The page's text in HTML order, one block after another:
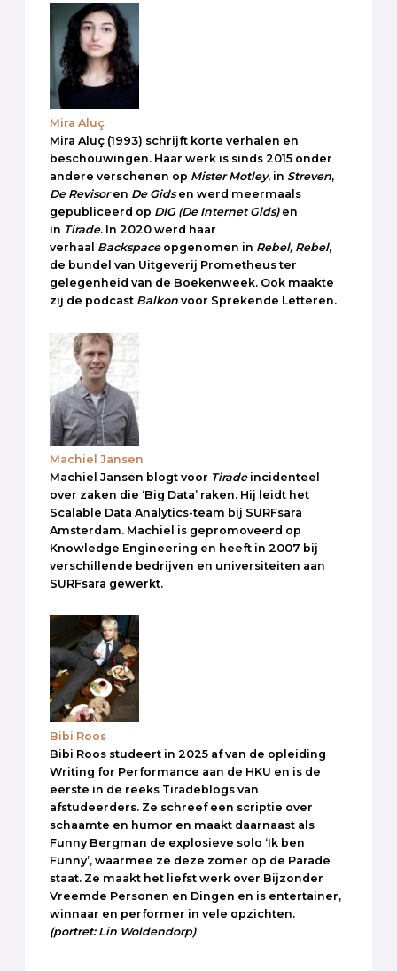
Mira Aluç
Mira Aluç (1993) schrijft korte verhalen en
beschouwingen. Haar werk is sinds 2015 onder
andere verschenen op Mister Motley, in Streven,
De Revisoren De Gidsen werd meermaals
gepubliceerd op DIG (De Internet Gids)en
in Tirade. In 2020 werd haar
verhaal Backspaceopgenomen in Rebel, Rebel,
de bundel van Uitgeverij Prometheus ter
gelegenheid van de Boekenweek. Ook maakte
zij de podcast Balkon voor Sprekende Letteren.
Machiel Jansen
Machiel Jansen blogt voor Tiradeincidenteel
over zaken die ‘Big Data’ raken. Hij leidt het
Scalable Data Analytics-team bij SURFsara
Amsterdam. Machiel is gepromoveerd op
Knowledge Engineering en heeft in 2007 bij
verschillende bedrijven en universiteiten aan
SURFsara gewerkt.
Bibi Roos
Bibi Roos studeert in 2025 af van de opleiding
Writing for Performance aan de HKU en is de
eerste in de reeks Tiradeblogs van
afstudeerders. Ze schreef een scriptie over
schaamte en humor en maakt daarnaast als
Funny Bergman de explosieve solo ‘Ik ben
Funny’, waarmee ze deze zomer op de Parade
staat. Ze maakt het liefst werk over Bijzonder
Vreemde Personen en Dingen en is entertainer,
winnaar en performer in vele opzichten.
(portret: Lin Woldendorp)